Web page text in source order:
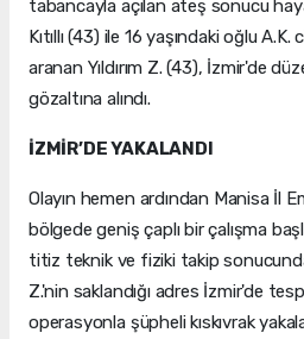
tabancayla açılan ateş sonucu
Kıtıllı (43) ile 16 yaşındaki oğlu
aranan Yıldırım Z. (43), İzmir'de
gözaltına alındı.
İZMİR’DE YAKALANDI
Olayın hemen ardından Manisa İl
bölgede geniş çaplı bir çalışma
titiz teknik ve fiziki takip sonucunda
Z.'nin saklandığı adres İzmir'de
operasyonla şüpheli kıskıvrak